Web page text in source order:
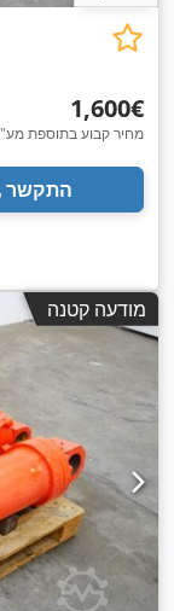
‏1,600 ‏€
מחיר קבוע בתוספת
התקשר
מודעה קטנה